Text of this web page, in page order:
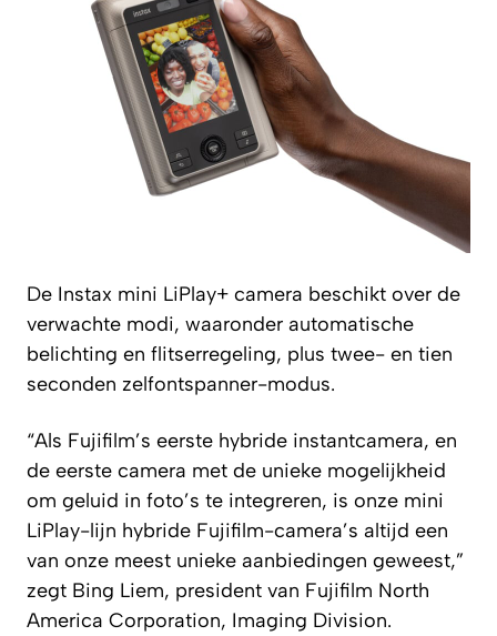
De Instax mini LiPlay+ camera beschikt over de
verwachte modi, waaronder automatische
belichting en flitserregeling, plus twee- en tien
seconden zelfontspanner-modus.
“Als Fujifilm’s eerste hybride instantcamera, en
de eerste camera met de unieke mogelijkheid
om geluid in foto’s te integreren, is onze mini
LiPlay-lijn hybride Fujifilm-camera’s altijd een
van onze meest unieke aanbiedingen geweest,”
zegt Bing Liem, president van Fujifilm North
America Corporation, Imaging Division.